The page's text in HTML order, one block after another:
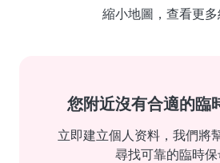
縮小地圖，查看更多
您附近沒有合適的臨
立即建立個人资料，我們將
尋找可靠的臨時保